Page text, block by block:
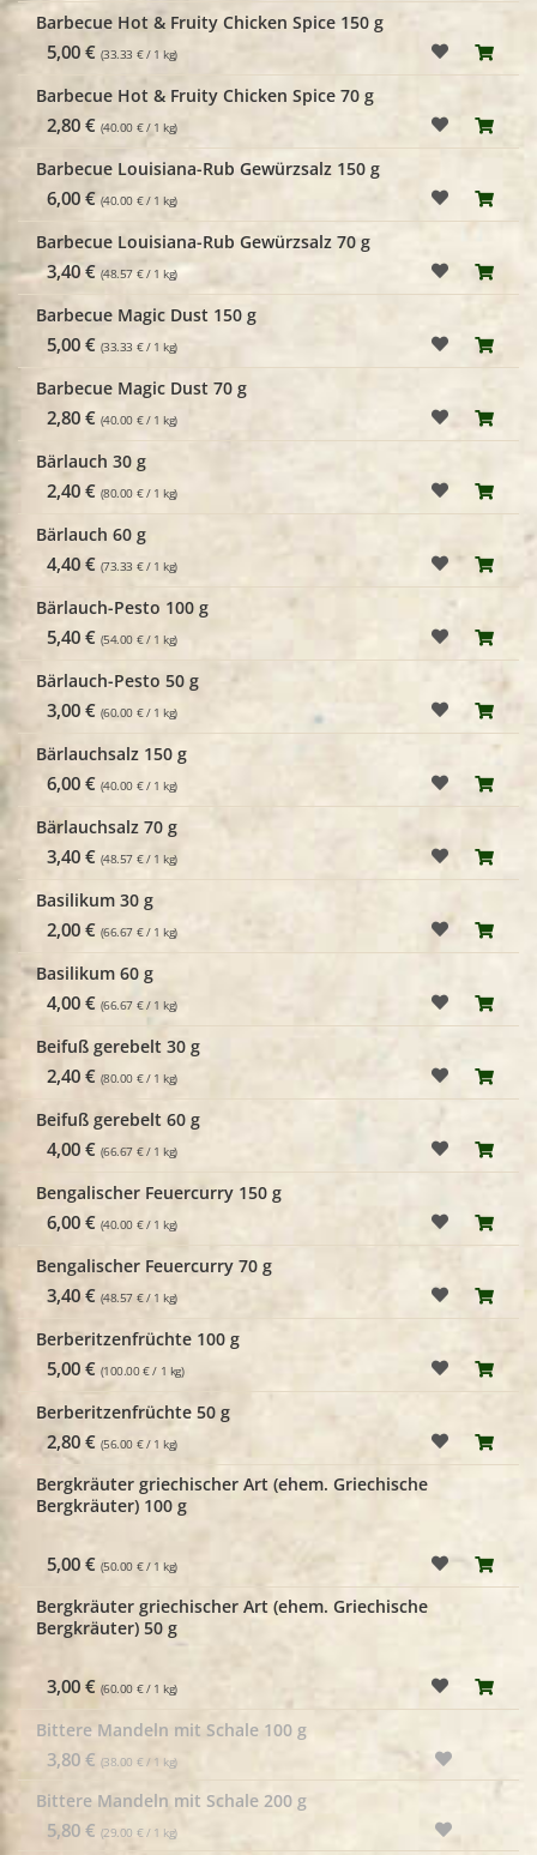
Barbecue Hot & Fruity Chicken Spice 150 g
5,00 € (33.33 € / 1 kg)
Barbecue Hot & Fruity Chicken Spice 70 g
2,80 € (40.00 € / 1 kg)
Barbecue Louisiana-Rub Gewürzsalz 150 g
6,00 € (40.00 € / 1 kg)
Barbecue Louisiana-Rub Gewürzsalz 70 g
3,40 € (48.57 € / 1 kg)
Barbecue Magic Dust 150 g
5,00 € (33.33 € / 1 kg)
Barbecue Magic Dust 70 g
2,80 € (40.00 € / 1 kg)
Bärlauch 30 g
2,40 € (80.00 € / 1 kg)
Bärlauch 60 g
4,40 € (73.33 € / 1 kg)
Bärlauch-Pesto 100 g
5,40 € (54.00 € / 1 kg)
Bärlauch-Pesto 50 g
3,00 € (60.00 € / 1 kg)
Bärlauchsalz 150 g
6,00 € (40.00 € / 1 kg)
Bärlauchsalz 70 g
3,40 € (48.57 € / 1 kg)
Basilikum 30 g
2,00 € (66.67 € / 1 kg)
Basilikum 60 g
4,00 € (66.67 € / 1 kg)
Beifuß gerebelt 30 g
2,40 € (80.00 € / 1 kg)
Beifuß gerebelt 60 g
4,00 € (66.67 € / 1 kg)
Bengalischer Feuercurry 150 g
6,00 € (40.00 € / 1 kg)
Bengalischer Feuercurry 70 g
3,40 € (48.57 € / 1 kg)
Berberitzenfrüchte 100 g
5,00 € (100.00 € / 1 kg)
Berberitzenfrüchte 50 g
2,80 € (56.00 € / 1 kg)
Bergkräuter griechischer Art (ehem. Griechische
Bergkräuter) 100 g
5,00 € (50.00 € / 1 kg)
Bergkräuter griechischer Art (ehem. Griechische
Bergkräuter) 50 g
3,00 € (60.00 € / 1 kg)
Bittere Mandeln mit Schale 100 g
3,80 € (38.00 € / 1 kg)
Bittere Mandeln mit Schale 200 g
5,80 € (29.00 € / 1 kg)